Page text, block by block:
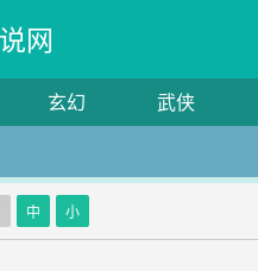
网
玄幻 武侠
中 小